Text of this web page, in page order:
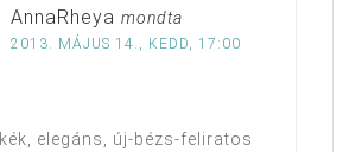
AnnaRheya mondta
2013. MÁJUS 14., KEDD, 17:00
elegáns, új-bézs-feliratos